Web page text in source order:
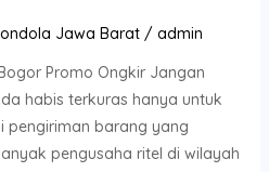
Jawa Barat/ admin
Promo Ongkir Jangan
habis terkuras hanya untuk
pengiriman barang yang
pengusaha ritel di wilayah